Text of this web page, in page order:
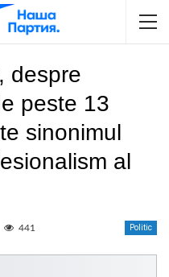
despre
peste 13
sinonimul
al
Politic
441